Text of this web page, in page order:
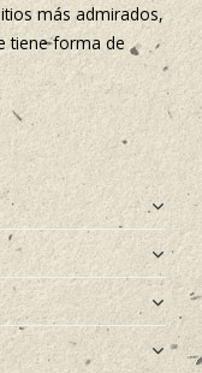
más admirados,
tiene forma de